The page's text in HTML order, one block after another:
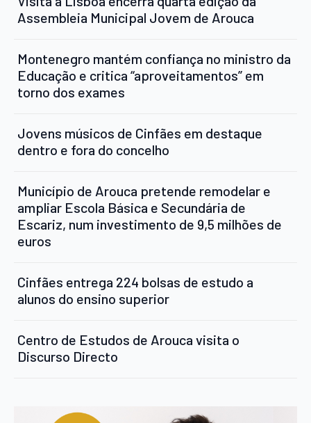
Assembleia Municipal Jovem de Arouca
Montenegro mantém confiança no ministro da
Educação e critica “aproveitamentos” em
torno dos exames
Jovens músicos de Cinfães em destaque
dentro e fora do concelho
Município de Arouca pretende remodelar e
ampliar Escola Básica e Secundária de
Escariz, num investimento de 9,5 milhões de
euros
Cinfães entrega 224 bolsas de estudo a
alunos do ensino superior
Centro de Estudos de Arouca visita o
Discurso Directo